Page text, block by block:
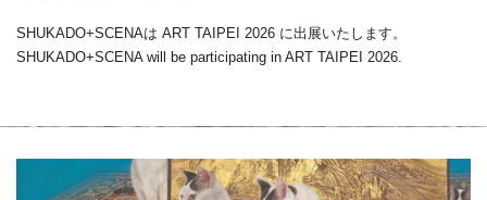
SHUKADO+SCENAは ART TAIPEI 2026 に出展いたします。
SHUKADO+SCENA will be participating in ART TAIPEI 2026.